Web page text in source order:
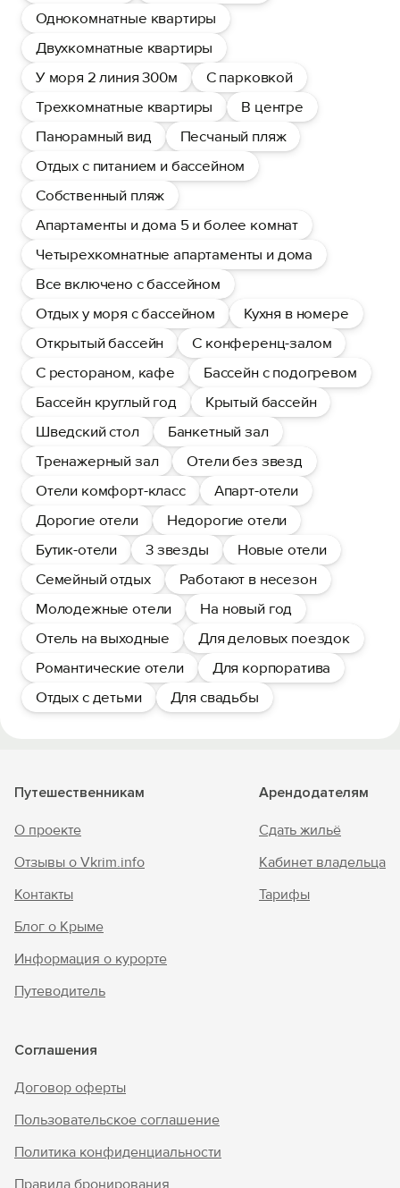
Однокомнатные квартиры
Двухкомнатные квартиры
У моря 2 линия 300м
С парковкой
Трехкомнатные квартиры
В центре
Панорамный вид
Песчаный пляж
Отдых с питанием и бассейном
Собственный пляж
Апартаменты и дома 5 и более комнат
Четырехкомнатные апартаменты и дома
Все включено с бассейном
Отдых у моря с бассейном
Кухня в номере
Открытый бассейн
С конференц-залом
С рестораном, кафе
Бассейн с подогревом
Бассейн круглый год
Крытый бассейн
Шведский стол
Банкетный зал
Тренажерный зал
Отели без звезд
Отели комфорт-класс
Апарт-отели
Дорогие отели
Недорогие отели
Бутик-отели
3 звезды
Новые отели
Семейный отдых
Работают в несезон
Молодежные отели
На новый год
Отель на выходные
Для деловых поездок
Романтические отели
Для корпоратива
Отдых с детьми
Для свадьбы
Путешественникам
О проекте
Отзывы о Vkrim.info
Контакты
Блог о Крыме
Информация о курорте
Путеводитель
Арендодателям
Сдать жильё
Кабинет владельца
Тарифы
Соглашения
Договор оферты
Пользовательское соглашение
Политика конфиденциальности
Правила бронирования